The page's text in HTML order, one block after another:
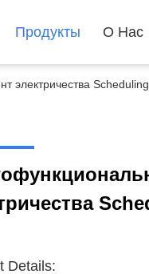
Продукты О Нас
электричества
Details: